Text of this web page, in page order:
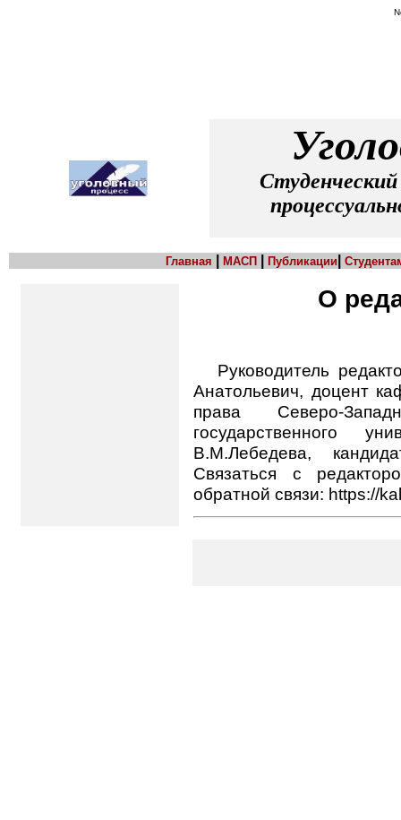
Главная МАСП Публикации
О
Руководитель
Анатольевич, доцент
права Северо-
государственного
В.М.Лебедева,
Связаться с
обратной связи: https://